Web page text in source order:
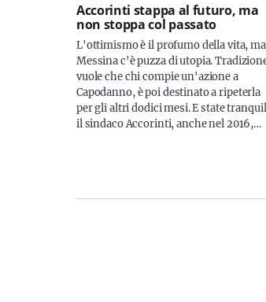
Accorinti stappa al futuro, ma
non stoppa col passato
L'ottimismo è il profumo della vita,
Messina c'è puzza di utopia.
vuole che chi compie un'azione a
Capodanno, è poi destinato a ripeterla
per gli altri dodici mesi. E state
il sindaco Accorinti, anche nel 2016,…